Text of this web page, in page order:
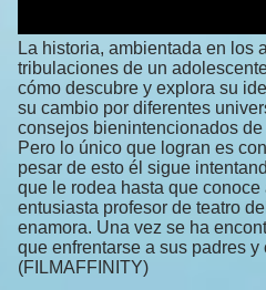
La historia, ambientada en los
tribulaciones de un
cómo descubre y explora su
su cambio por diferentes
consejos bienintencionados
Pero lo único que logran es
pesar de esto él sigue
que le rodea hasta que
entusiasta profesor de teatro
enamora. Una vez se ha
que enfrentarse a sus padres
(FILMAFFINITY)